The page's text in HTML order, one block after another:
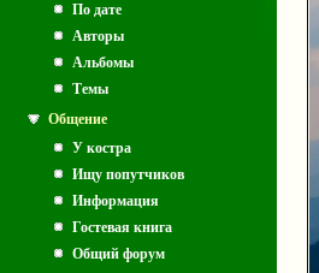
По дате
Авторы
Альбомы
Темы
Общение
У костра
Ищу попутчиков
Информация
Гостевая книга
Общий форум